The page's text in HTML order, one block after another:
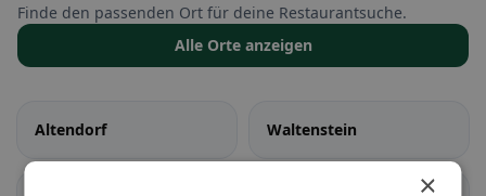
Finde den passenden Ort für deine Restaurantsuche.
Alle Orte anzeigen
Altendorf Waltenstein
×